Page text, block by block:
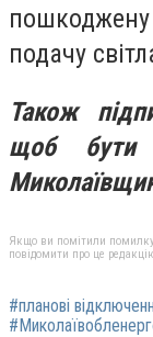
подачу
Також
щоб бути
Якщо ви помітили помилку,
повідомити про це
#планові